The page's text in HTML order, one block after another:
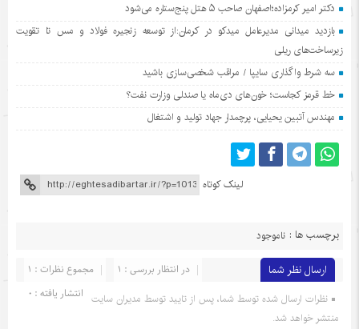
دکتر امیر کرمزاده؛اصفهان صاحب ۵ هتل پنج‌ستاره می‌شود
بازدید میدانی مدیرعامل میدکو در کرمان:از توسعه زنجیره فولاد و مس تا تقویت
زیرساخت‌های ریلی
سه شرط واگذاری سایپا / مراقب شخصی‌سازی باشید
خط قرمز کجاست؛ خون‌های دی‌ماه یا صندلی وزارت نفت؟
مهندس آتبین یحیایی، پرچمدار جهاد تولید و اشتغال
لینک کوتاه
برچسب ها : ناموجود
ارسال نظر شما مجموع نظرات : 1
در انتظار بررسی : 1
انتشار یافته : 0 نظرات ارسال شده توسط شما، پس از تایید توسط مدیران سایت
منتشر خواهد شد.